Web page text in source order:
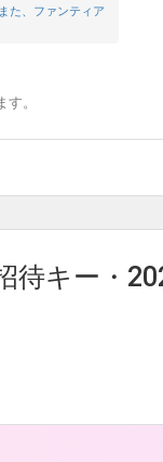
た、ファンティア
。
待キー・